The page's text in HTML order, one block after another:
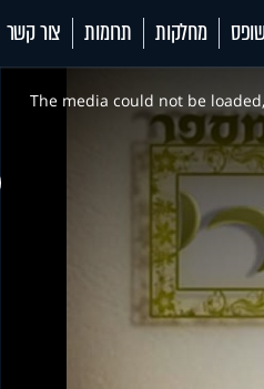
מחלקות תרומות צור קשר
This
modalThe media could not be